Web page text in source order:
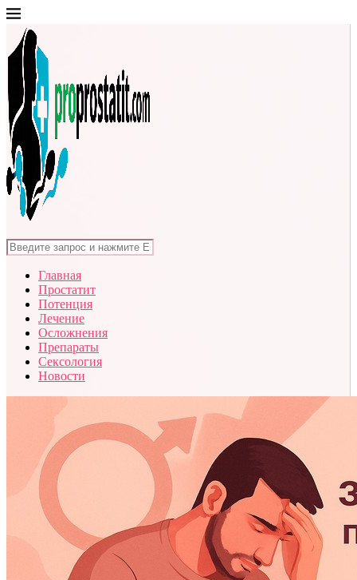
Главная
Простатит
Потенция
Лечение
Осложнения
Препараты
Сексология
Новости